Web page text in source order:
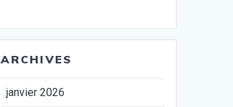
ARCHIVES
janvier 2026